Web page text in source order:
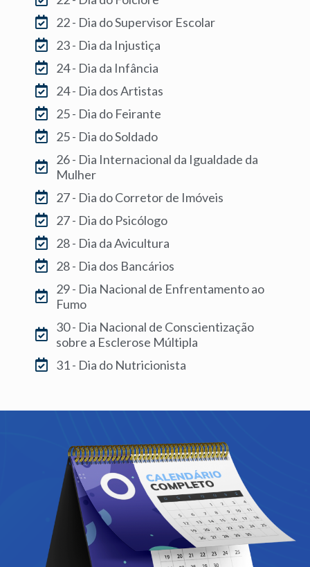
22 - Dia do Supervisor Escolar
23 - Dia da Injustiça
24 - Dia da Infância
24 - Dia dos Artistas
25 - Dia do Feirante
25 - Dia do Soldado
26 - Dia Internacional da Igualdade da
Mulher
27 - Dia do Corretor de Imóveis
27 - Dia do Psicólogo
28 - Dia da Avicultura
28 - Dia dos Bancários
29 - Dia Nacional de Enfrentamento ao
Fumo
30 - Dia Nacional de Conscientização
sobre a Esclerose Múltipla
31 - Dia do Nutricionista